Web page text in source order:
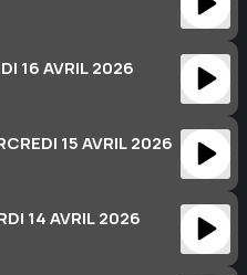
16 AVRIL 2026
15 AVRIL 2026
14 AVRIL 2026